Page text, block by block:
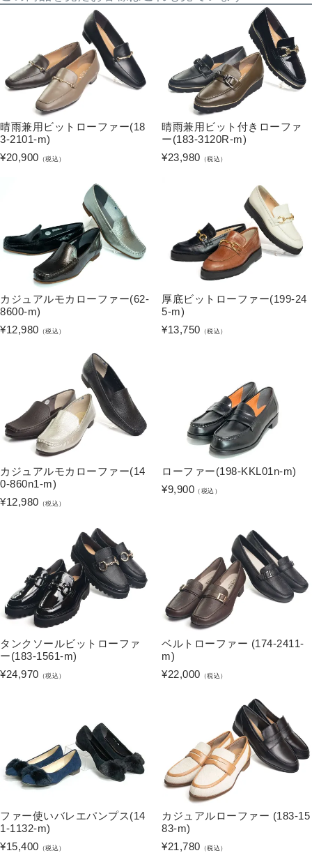
晴雨兼用ビットローファー(18
3-2101-m)
¥20,900 （税込）
晴雨兼用ビット付きローファ
ー(183-3120R-m)
¥23,980 （税込）
カジュアルモカローファー(62-
8600-m)
¥12,980 （税込）
厚底ビットローファー(199-24
5-m)
¥13,750 （税込）
カジュアルモカローファー(14
0-860n1-m)
¥12,980 （税込）
ローファー(198-KKL01n-m)
¥9,900 （税込）
タンクソールビットローファ
ー(183-1561-m)
¥24,970 （税込）
ベルトローファー (174-2411-
m)
¥22,000 （税込）
ファー使いバレエパンプス(14
1-1132-m)
¥15,400 （税込）
カジュアルローファー (183-15
83-m)
¥21,780 （税込）